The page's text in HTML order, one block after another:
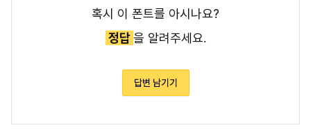
혹시 이 폰트를 아시나요?
정답을 알려주세요.
답변 남기기